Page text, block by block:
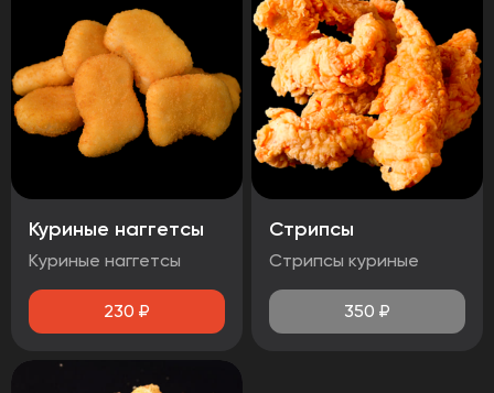
Куриные наггетсы
Куриные наггетсы
230 ₽
Стрипсы
Стрипсы куриные
350 ₽